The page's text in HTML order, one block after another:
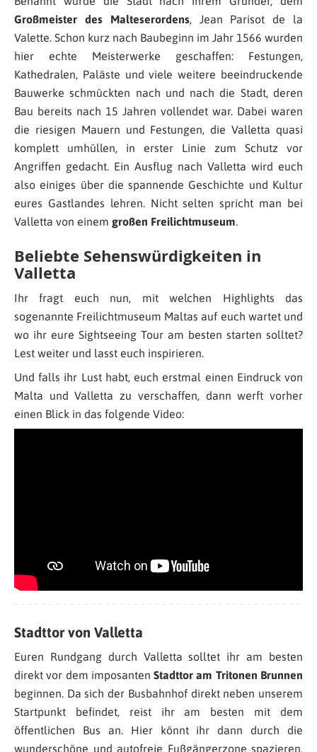
Großmeister des Malteserordens, Jean Parisot de la
Valette. Schon kurz nach Baubeginn im Jahr 1566 wurden
hier echte Meisterwerke geschaffen: Festungen,
Kathedralen, Paläste und viele weitere beeindruckende
Bauwerke schmückten nach und nach die Stadt, deren
Bau bereits nach 15 Jahren vollendet war. Dabei waren
die riesigen Mauern und Festungen, die Valletta quasi
komplett umhüllen, in erster Linie zum Schutz vor
Angriffen gedacht. Ein Ausflug nach Valletta wird euch
also einiges über die spannende Geschichte und Kultur
eures Gastlandes lehren. Nicht selten spricht man bei
Valletta von einem großen Freilichtmuseum.
Beliebte Sehenswürdigkeiten in
Valletta
Ihr fragt euch nun, mit welchen Highlights das
sogenannte Freilichtmuseum Maltas auf euch wartet und
wo ihr eure Sightseeing Tour am besten starten solltet?
Lest weiter und lasst euch inspirieren.
Und falls ihr Lust habt, euch erstmal einen Eindruck von
Malta und Valletta zu verschaffen, dann werft vorher
einen Blick in das folgende Video:
Stadttor von Valletta
Euren Rundgang durch Valletta solltet ihr am besten
direkt vor dem imposantenStadttor am Tritonen Brunnen
beginnen. Da sich der Busbahnhof direkt neben unserem
Startpunkt befindet, reist ihr am besten mit dem
öffentlichen Bus an. Hier könnt ihr dann durch die
wunderschöne und autofreie Fußgängerzone spazieren,